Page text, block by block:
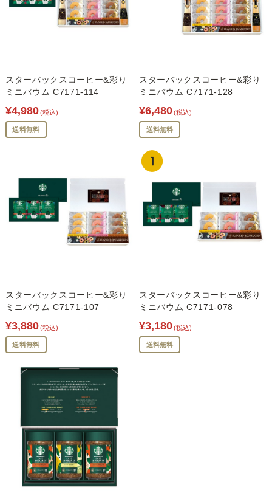
スターバックスコーヒー&彩り
ミニバウム C7171-114
¥4,980(税込)
送料無料
スターバックスコーヒー&彩り
ミニバウム C7171-128
¥6,480(税込)
送料無料
スターバックスコーヒー&彩り
ミニバウム C7171-107
¥3,880(税込)
送料無料
スターバックスコーヒー&彩り
ミニバウム C7171-078
¥3,180(税込)
送料無料